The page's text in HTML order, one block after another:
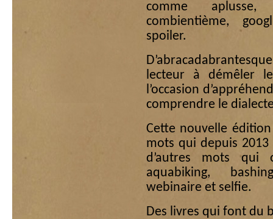
comme aplusse,
combientième,
spoiler.
lecteur à démêler
l’occasion
comprendre le
Cette nouvelle
mots qui depuis
d’autres mots qui
aquabiking,
webinaire et selfie.
Des livres qui font du